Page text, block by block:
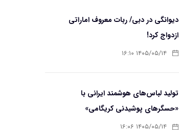
دیوانگی در دبی/ ربات معروف اماراتی
ازدواج کرد!
۱۴۰۵/۰۵/۱۴ ۱۶:۱۰
تولید لباس‌های هوشمند ایرانی با
«حسگرهای پوشیدنی کریگامی»
۱۴۰۵/۰۵/۱۴ ۱۶:۰۶